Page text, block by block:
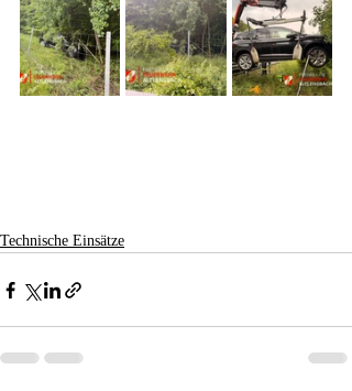
Technische Einsätze